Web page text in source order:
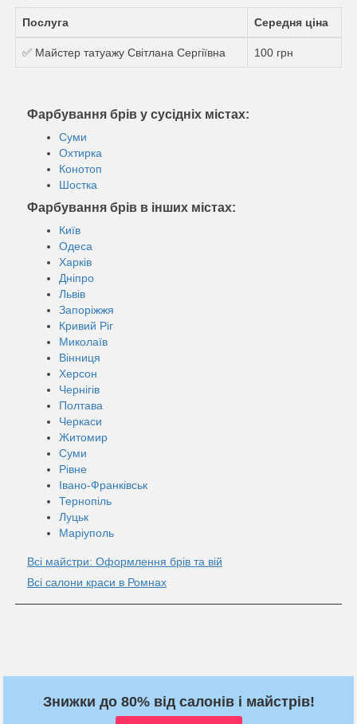
Послуга Середня ціна
✅ Майстер татуажу Світлана Сергіївна 100 грн
Фарбування брів у сусідніх містах:
Суми
Охтирка
Конотоп
Шостка
Фарбування брів в інших містах:
Київ
Одеса
Харків
Дніпро
Львів
Запоріжжя
Кривий Ріг
Миколаїв
Вінниця
Херсон
Чернігів
Полтава
Черкаси
Житомир
Суми
Рівне
Івано-Франківськ
Тернопіль
Луцьк
Маріуполь
Всі майстри: Оформлення брів та вій
Всі салони краси в Ромнах
Знижки до 80% від салонів і майстрів!